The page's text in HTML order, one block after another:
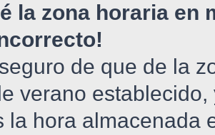
la zona horaria en
de que de la
verano
la hora almacenada